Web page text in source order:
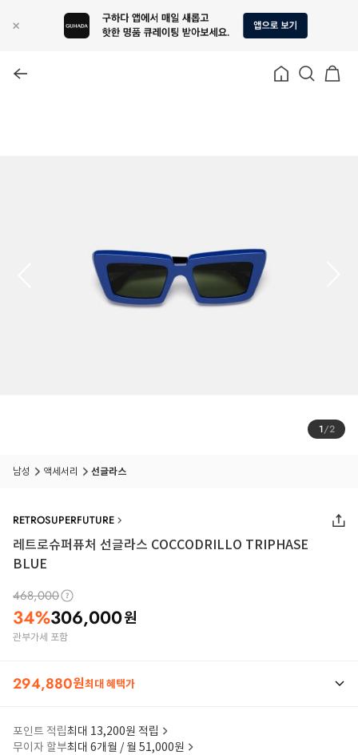
1/2
남성 액세서리 선글라스
RETROSUPERFUTURE
레트로슈퍼퓨처 선글라스 COCCODRILLO TRIPHASE
BLUE
468,000
34%306,000원
관부가세 포함
294,880원최대 혜택가
포인트 적립최대 13,200원 적립
무이자 할부최대 6개월 / 월 51,000원